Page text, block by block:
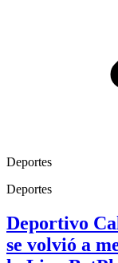
Deportes
Deportes
Deportivo
se volvió a